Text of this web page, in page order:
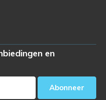
en
Abonneer